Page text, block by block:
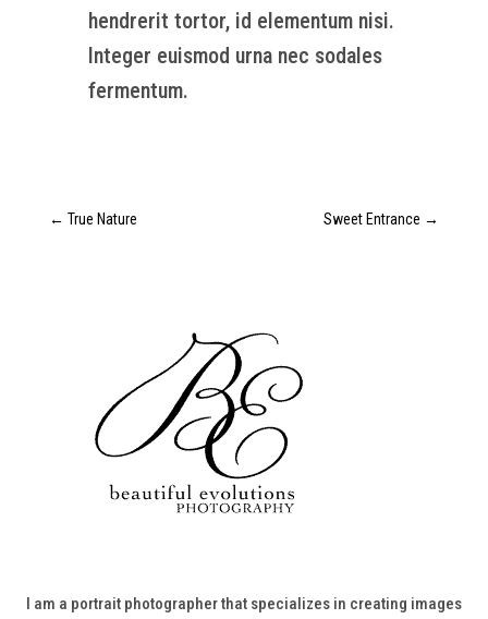
hendrerit tortor, id elementum nisi.
Integer euismod urna nec sodales
fermentum.
← True Nature Sweet Entrance →
I am a portrait photographer that specializes in creating images